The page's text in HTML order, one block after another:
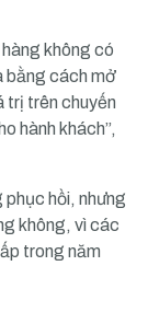
không có
bằng cách mở
trị trên chuyến
hành khách”,
phục hồi, nhưng
không, vì các
trong năm